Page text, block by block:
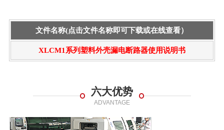
文件名称(点击文件名称即可下载或在线查看）
XLCM1系列塑料外壳漏电断路器使用说明书
六大优势
ADVANTAGE